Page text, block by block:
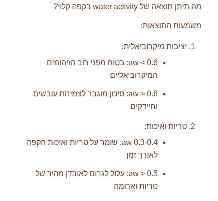
מה תיתן תוצאה של water activity בקפה קלוי?
משמעות התוצאות:
יציבות מיקרוביאלית:
aw < 0.6: בטוח מפני רוב הזיהומים
המיקרוביאליים
aw > 0.6: סיכון מוגבר לצמיחת עובשים
וחיידקים
טריות ואיכות:
aw 0.3-0.4: שומר על טריות ואיכות הקפה
לאורך זמן
aw > 0.5: עלול לגרום לאובדן מהיר של
טריות וארומה